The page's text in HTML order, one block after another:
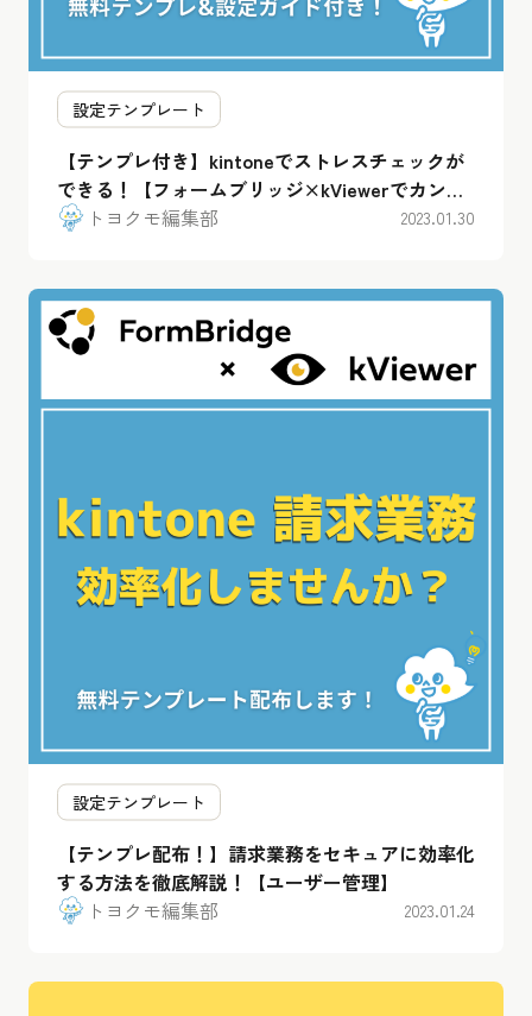
設定テンプレート
【テンプレ付き】kintoneでストレスチェックが
できる！【フォームブリッジ×kViewerでカンタ
ン運用】トヨクモ編集部 2023.01.30
設定テンプレート
【テンプレ配布！】請求業務をセキュアに効率化
する方法を徹底解説！【ユーザー管理】
トヨクモ編集部
2023.01.24